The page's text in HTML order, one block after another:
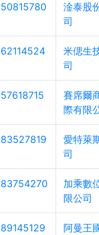
50815780
淦泰股
司
62114524
米偲生
司
57618715
賽席爾
際有限
83527819
愛特萊
司
83754270
加乘數
限公司
89145129
阿曼王